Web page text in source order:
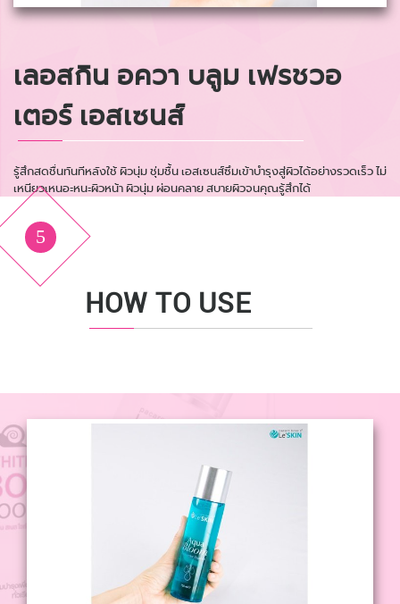
เลอสกิน อควา บลูม เฟรชวอ
เตอร์ เอสเซนส์
รู้สึกสดชื่นทันทีหลังใช้ ผิวนุ่ม ชุ่มชื้น เอสเซนส์ซึมเข้าบำรุงสู่ผิวได้อย่างรวดเร็ว ไม่
เหนียวเหนอะหนะผิวหน้า ผิวนุ่ม ผ่อนคลาย สบายผิวจนคุณรู้สึกได้
5
HOW TO USE